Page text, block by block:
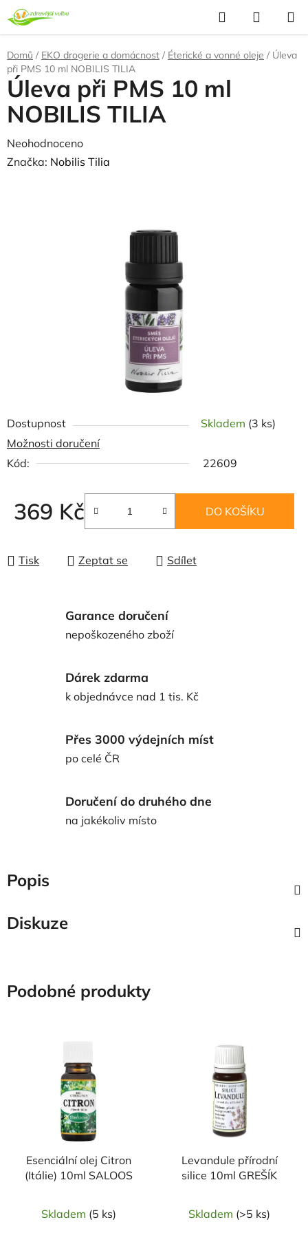
Přejít
na
obsah
Hledat
KOŠÍK
Domů / EKO drogerie a domácnost / Éterické a vonné oleje / Úleva
při PMS 10 ml NOBILIS TILIA
Dostupnost Skladem (3 ks)
Možnosti doručení
Kód:
22609
369 Kč DO KOŠÍKU
Tisk Zeptat se Sdílet
Úleva při PMS 10 ml
NOBILIS TILIA
Průměrné
hodnocení
Neohodnoceno
Značka: Nobilis Tilia
Garance doručení
nepoškozeného zboží
Dárek zdarma
k objednávce nad 1 tis. Kč
Přes 3000 výdejních míst
po celé ČR
Doručení do druhého dne
na jakékoliv místo
Popis
Diskuze
Podobné produkty
Esenciální olej Citron
(Itálie) 10ml SALOOS
Skladem (5 ks)
Levandule přírodní
silice 10ml GREŠÍK
Skladem (>5 ks)